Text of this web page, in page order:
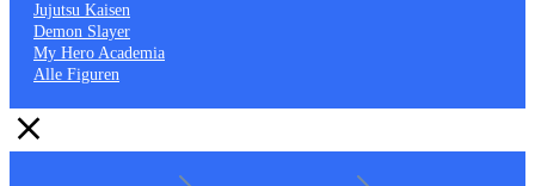
Jujutsu Kaisen
Demon Slayer
My Hero Academia
Alle Figuren